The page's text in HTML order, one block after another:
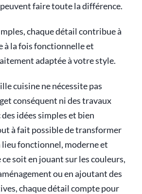
faire toute la différence.
chaque détail contribue à
à la fois fonctionnelle et
adaptée à votre style.
cuisine ne nécessite pas
conséquent ni des travaux
idées simples et bien
à fait possible de transformer
lieu fonctionnel, moderne et
soit en jouant sur les couleurs,
ou en ajoutant des
chaque détail compte pour